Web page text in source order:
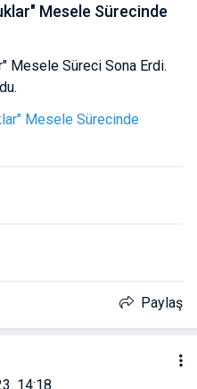
Mesele Sürecinde
Mesele Süreci Sona Erdi.
Paylaş
14:18